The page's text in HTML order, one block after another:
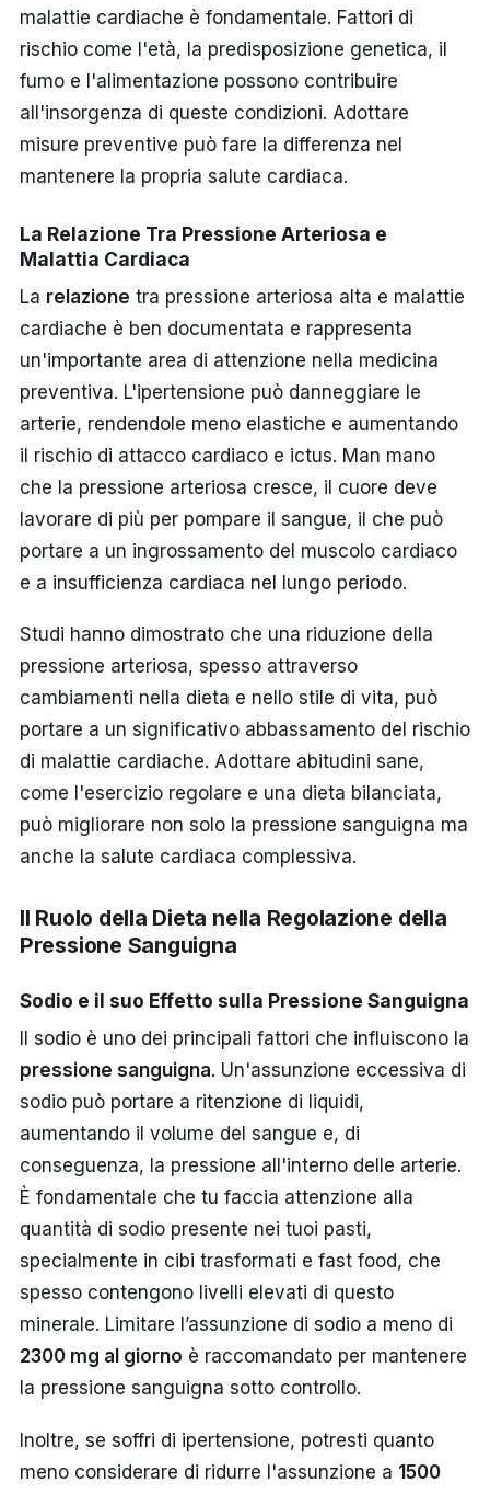
malattie cardiache è fondamentale. Fattori di
rischio come l'età, la predisposizione genetica, il
fumo e l'alimentazione possono contribuire
all'insorgenza di queste condizioni. Adottare
misure preventive può fare la differenza nel
mantenere la propria salute cardiaca.
La Relazione Tra Pressione Arteriosa e
Malattia Cardiaca
La relazione tra pressione arteriosa alta e malattie
cardiache è ben documentata e rappresenta
un'importante area di attenzione nella medicina
preventiva. L'ipertensione può danneggiare le
arterie, rendendole meno elastiche e aumentando
il rischio di attacco cardiaco e ictus. Man mano
che la pressione arteriosa cresce, il cuore deve
lavorare di più per pompare il sangue, il che può
portare a un ingrossamento del muscolo cardiaco
e a insufficienza cardiaca nel lungo periodo.
Studi hanno dimostrato che una riduzione della
pressione arteriosa, spesso attraverso
cambiamenti nella dieta e nello stile di vita, può
portare a un significativo abbassamento del rischio
di malattie cardiache. Adottare abitudini sane,
come l'esercizio regolare e una dieta bilanciata,
può migliorare non solo la pressione sanguigna ma
anche la salute cardiaca complessiva.
Il Ruolo della Dieta nella Regolazione della
Pressione Sanguigna
Sodio e il suo Effetto sulla Pressione Sanguigna
Il sodio è uno dei principali fattori che influiscono la
pressione sanguigna. Un'assunzione eccessiva di
sodio può portare a ritenzione di liquidi,
aumentando il volume del sangue e, di
conseguenza, la pressione all'interno delle arterie.
È fondamentale che tu faccia attenzione alla
quantità di sodio presente nei tuoi pasti,
specialmente in cibi trasformati e fast food, che
spesso contengono livelli elevati di questo
minerale. Limitare l’assunzione di sodio a meno di
2300 mg al giorno è raccomandato per mantenere
la pressione sanguigna sotto controllo.
Inoltre, se soffri di ipertensione, potresti quanto
meno considerare di ridurre l'assunzione a 1500